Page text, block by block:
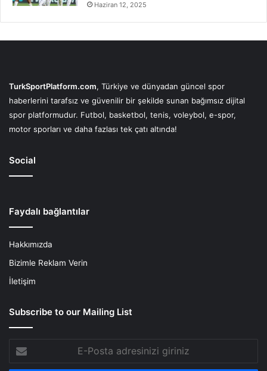
Haziran 12, 2025
TurkSportPlatform.com, Türkiye ve dünyadan güncel spor
haberlerini tarafsız ve güvenilir bir şekilde sunan bağımsız dijital
spor platformudur. Futbol, basketbol, tenis, voleybol, e-spor,
motor sporları ve daha fazlası tek çatı altında!
Social
Faydalı bağlantılar
Hakkımızda
Bizimle Reklam Verin
İletişim
Subscribe to our Mailing List
Posta